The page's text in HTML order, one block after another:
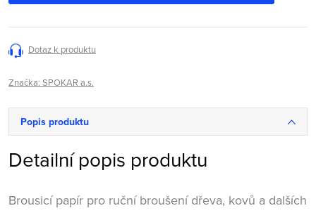
Dotaz k produktu
Značka: SPOKAR a.s.
Popis produktu
Detailní popis produktu
Brousicí papír pro ruční broušení dřeva, kovů a dalších